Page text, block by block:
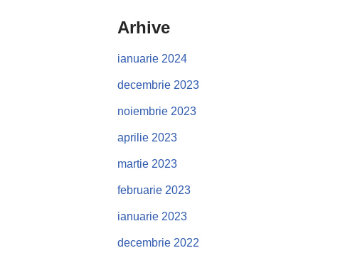
Arhive
ianuarie 2024
decembrie 2023
noiembrie 2023
aprilie 2023
martie 2023
februarie 2023
ianuarie 2023
decembrie 2022